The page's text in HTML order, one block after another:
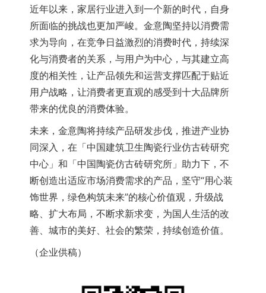
近年以来，家居行业进入到一个新的时代，自身
所面临的挑战也更加严峻。 金意陶坚持以消费需
求为导向，在竞争日益激烈的消费时代，持续深
化与消费者的关系，与用户为中心，与其建立高
度的相关性，让产品领先和运营支撑匹配于贴近
用户战略，让消费者更直观的感受到十大品牌所
带来的优良的消费体验。
未来， 金意陶将持续产品研发步伐，推进产业协
同深入，在「中国建筑卫生陶瓷行业仿古砖研究
中心」和「中国陶瓷仿古砖研究所」助力下，不
断创造出适应市场消费需求的产品，坚守“用心装
饰世界，绿色构筑未来”的核心价值观，升级战
略、扩大布局，不断求新求变，为国人生活的改
善、城市的美好、社会的繁荣，持续创造价值。
（企业供稿）